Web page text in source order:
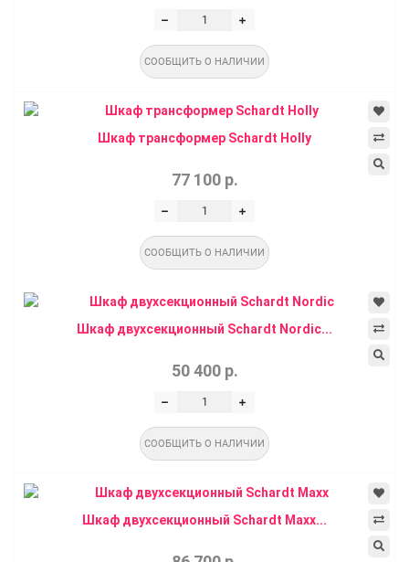
СООБЩИТЬ О НАЛИЧИИ
Шкаф трансформер Schardt Holly
77 100 р.
СООБЩИТЬ О НАЛИЧИИ
Шкаф двухсекционный Schardt Nordic...
50 400 р.
СООБЩИТЬ О НАЛИЧИИ
Шкаф двухсекционный Schardt Maxx...